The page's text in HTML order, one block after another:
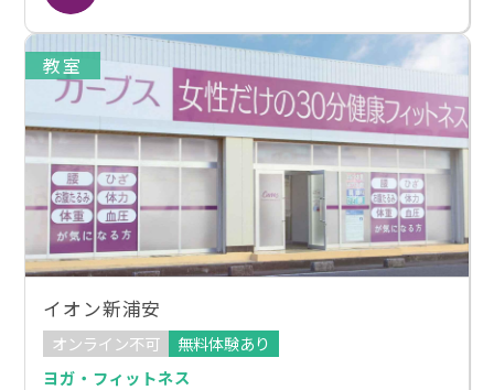
教室
イオン新浦安
オンライン不可
無料体験あり
ヨガ・フィットネス